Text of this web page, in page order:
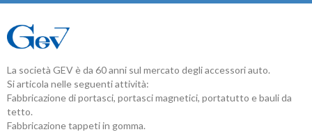
La società GEV è da 60 anni sul mercato degli accessori auto.
Si articola nelle seguenti attività:
Fabbricazione di portasci, portasci magnetici, portatutto e bauli da
tetto.
Fabbricazione tappeti in gomma.